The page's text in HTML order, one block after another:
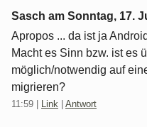
Sasch am Sonntag, 17.
Apropos ... da ist ja
Macht es Sinn bzw. ist es
möglich/notwendig auf
migrieren?
11:59 Link Antwort